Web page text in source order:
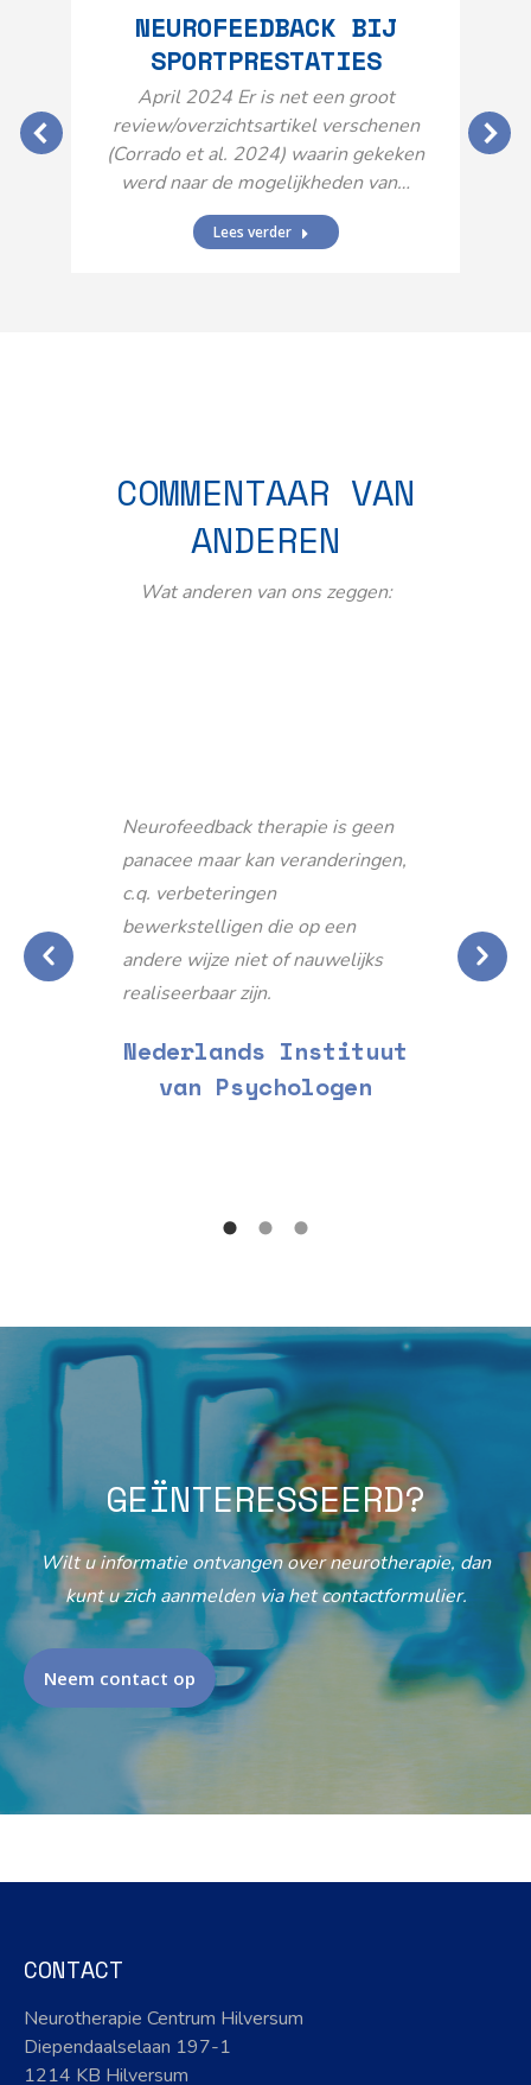
NEUROFEEDBACK BIJ
SPORTPRESTATIES
April 2024 Er is net een groot
review/overzichtsartikel verschenen
(Corrado et al. 2024) waarin gekeken
werd naar de mogelijkheden van…
Lees verder
COMMENTAAR VAN
ANDEREN
Wat anderen van ons zeggen:
Neurofeedback therapie is geen
panacee maar kan veranderingen,
c.q. verbeteringen
bewerkstelligen die op een
andere wijze niet of nauwelijks
realiseerbaar zijn.
Nederlands Instituut
van Psychologen
GEÏNTERESSEERD?
Wilt u informatie ontvangen over neurotherapie, dan
kunt u zich aanmelden via het contactformulier.
Neem contact op
CONTACT
Neurotherapie Centrum Hilversum
Diependaalselaan 197-1
1214 KB Hilversum